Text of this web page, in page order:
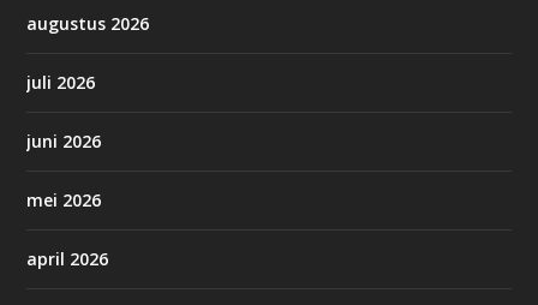
augustus 2026
juli 2026
juni 2026
mei 2026
april 2026